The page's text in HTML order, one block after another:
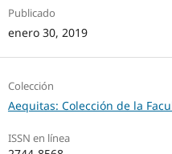
Publicado
enero 30, 2019
Colección
Aequitas: Colección de la
ISSN en línea